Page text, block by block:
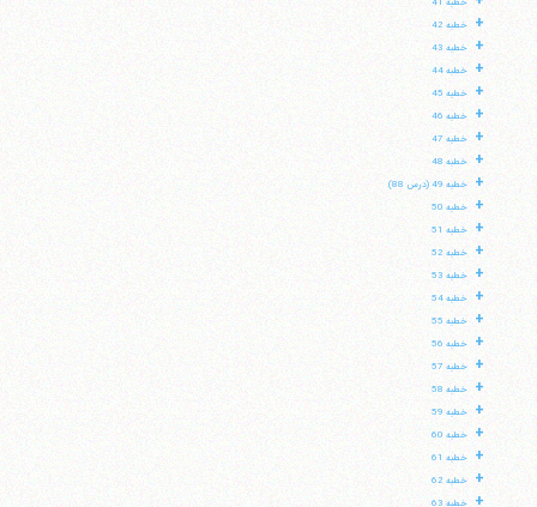
+ خطبه 42
+ خطبه 43
+ خطبه 44
+ خطبه 45
+ خطبه 46
+ خطبه 47
+ خطبه 48
+ خطبه 49 (درس 88)
+ خطبه 50
+ خطبه 51
+ خطبه 52
+ خطبه 53
+ خطبه 54
+ خطبه 55
+ خطبه 56
+ خطبه 57
+ خطبه 58
+ خطبه 59
+ خطبه 60
+ خطبه 61
+ خطبه 62
+ خطبه 63